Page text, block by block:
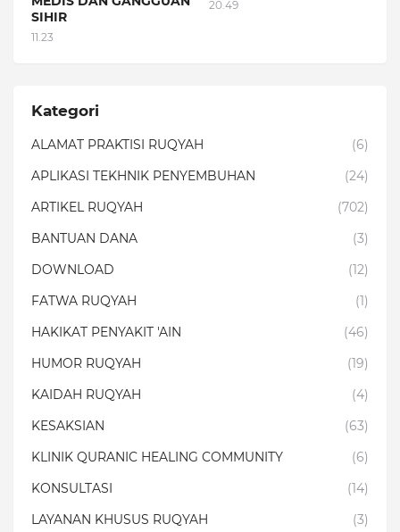
SIHIR
11.23
20.49
Kategori
ALAMAT PRAKTISI RUQYAH
(6)
APLIKASI TEKHNIK PENYEMBUHAN
(24)
ARTIKEL RUQYAH
(702)
BANTUAN DANA
(3)
DOWNLOAD
(12)
FATWA RUQYAH
(1)
HAKIKAT PENYAKIT 'AIN
(46)
HUMOR RUQYAH
(19)
KAIDAH RUQYAH
(4)
KESAKSIAN
(63)
KLINIK QURANIC HEALING COMMUNITY
(6)
KONSULTASI
(14)
LAYANAN KHUSUS RUQYAH
(3)